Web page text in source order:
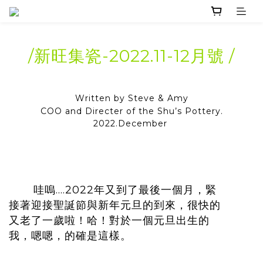
/新旺集瓷-2022.11-12月號 /
Written by Steve & Amy
COO and Directer of the Shu’s Pottery.
2022.December
哇嗚….2022年又到了最後一個月，緊
接著迎接聖誕節與新年元旦的到來，很快的
又老了一歲啦！哈！對於一個元旦出生的
我，嗯嗯，的確是這樣。